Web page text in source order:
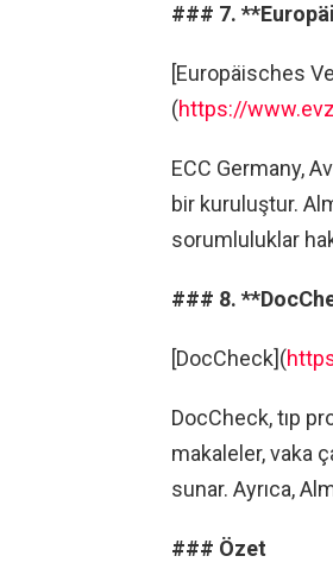
### 7.
[Europäisches
(https://
ECC Germany,
bir kuruluştur.
sorumluluklar
### 8.
[DocCheck](
DocCheck, tıp
makaleler, vaka
sunar. Ayrıca,
### Özet